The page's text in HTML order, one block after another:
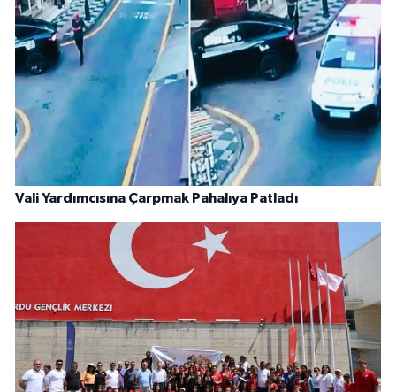
Vali Yardımcısına Çarpmak Pahalıya Patladı